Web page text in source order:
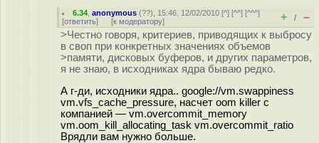
6.34 ,anonymous (??), 15:46, 12/02/2010 [^] [^^] [^^^]
[ответить] [к модератору] + / –
>Честно говоря, критериев, приводящих к выбросу
в своп при конкретных значениях объемов
>памяти, дисковых буферов, и других параметров,
я не знаю, в исходниках ядра бываю редко.
А г-ди, исходники ядра.. google://vm.swappiness
vm.vfs_cache_pressure, насчет oom killer с
компанией — vm.overcommit_memory
vm.oom_kill_allocating_task vm.overcommit_ratio
Врядли вам нужно больше.